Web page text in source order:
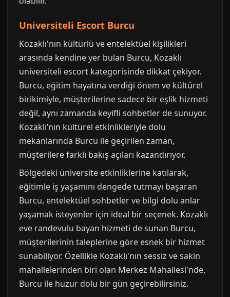
Universiteli Escort Burcu
Kozaklı'nın kültürlü ve entelektüel kişilikleri
arasında kendine yer bulan Burcu, Kozaklı
universiteli escort kategorisinde dikkat çekiyor.
Burcu, eğitim hayatına verdiği önem ve kültürel
birikimiyle, müşterilerine sadece bir eşlik hizmeti
değil, aynı zamanda keyifli sohbetler de sunuyor.
Kozaklı’nın kültürel etkinlikleriyle dolu
mekanlarında Burcu ile geçirilen zaman,
müşterilere farklı bakış açıları kazandırıyor.
Bölgedeki üniversite etkinliklerine katılarak,
eğitimle iş yaşamını dengede tutmayı başaran
Burcu, entelektüel sohbetler ve bilgi dolu anlar
yaşamak isteyenler için ideal bir seçenek. Kozaklı
eve randevulu bayan hizmeti de sunan Burcu,
müşterilerinin taleplerine göre esnek bir hizmet
sunabiliyor. Özellikle Kozaklı'nın sessiz ve sakin
mahallelerinden biri olan Merkez Mahallesi'nde,
Burcu ile huzur dolu bir gün geçirebilirsiniz.